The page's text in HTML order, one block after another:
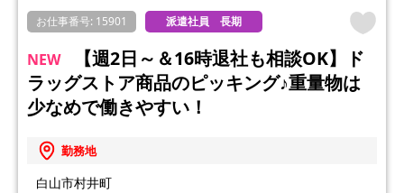
お仕事番号: 15901 派遣社員 長期
NEW
【週2日～＆16時退社も相談OK】ド
ラッグストア商品のピッキング♪重量物は
少なめで働きやすい！
勤務地
白山市村井町